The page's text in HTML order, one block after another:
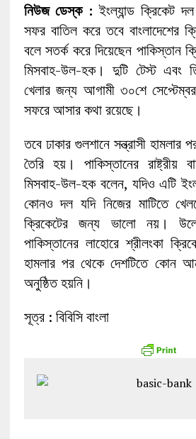
নিউজ ডেস্ক : ইংল্যান্ড ক্রিকেট
সফর বাতিল করে তবে বাংলাদেশের
বলে সতর্ক করে দিয়েছেন পাকিস্তান
মিসবাহ-উল-হক। দুটি টেস্ট এবং
খেলার জন্য আগামী ৩০শে সেপ্টেম্বর
সফরে আসার কথা রয়েছে।
তবে ঢাকার গুলশানে সন্ত্রাসী
তৈরি হয়। পাকিস্তানের রাষ্ট্রীয়
মিসবাহ-উল-হক বলেন, যদিও এটি
কোনও দল যদি নিজের মাটিতে
ক্রিকেটের জন্য ভালো নয়।
পাকিস্তানের লাহোরে শ্রীলংকা
হামলার পর থেকে দেশটিতে কোন
অনুষ্ঠিত হয়নি।
সূত্র : বিবিসি বাংলা